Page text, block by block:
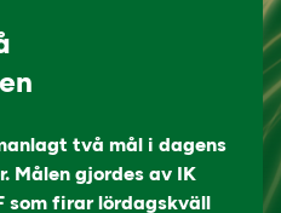
två mål i dagens
Målen gjordes av IK
som firar lördagskväll